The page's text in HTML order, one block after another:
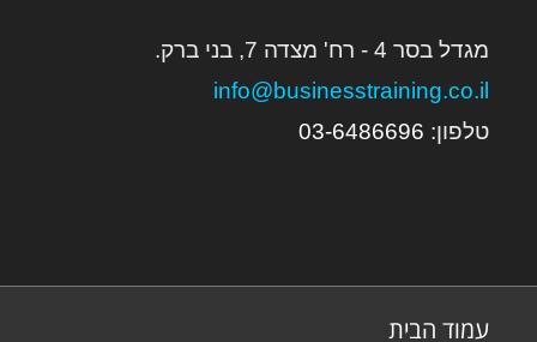
מגדל בסר 4 - רח' מצדה 7, בני ברק.
info@businesstraining.co.il
טלפון:
03-6486696
עמוד הבית